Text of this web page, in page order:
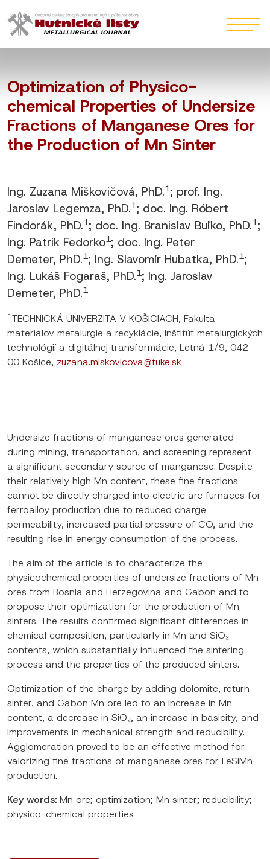
Optimization of Physico-
chemical Properties of Undersize
Fractions of Manganese Ores for
the Production of Mn Sinter
Ing. Zuzana Miškovičová, PhD.1; prof. Ing.
Jaroslav Legemza, PhD.1; doc. Ing. Róbert
Findorák, PhD.1; doc. Ing. Branislav Buľko, PhD.1;
Ing. Patrik Fedorko1; doc. Ing. Peter
Demeter, PhD.1; Ing. Slavomír Hubatka, PhD.1;
Ing. Lukáš Fogaraš, PhD.1; Ing. Jaroslav
Demeter, PhD.1
1TECHNICKÁ UNIVERZITA V KOŠICIACH, Fakulta
materiálov metalurgie a recyklácie, Inštitút metalurgických
technológií a digitálnej transformácie, Letná 1/9, 042
00 Košice, zuzana.miskovicova@tuke.sk
Undersize fractions of manganese ores generated
during mining, transportation, and screening represent
a significant secondary source of manganese. Despite
their relatively high Mn content, these fine fractions
cannot be directly charged into electric arc furnaces for
ferroalloy production due to reduced charge
permeability, increased partial pressure of CO, and the
resulting rise in energy consumption of the process.
The aim of the article is to characterize the
physicochemical properties of undersize fractions of Mn
ores from Bosnia and Herzegovina and Gabon and to
propose their optimization for the production of Mn
sinters. The results confirmed significant differences in
chemical composition, particularly in Mn and SiO₂
contents, which substantially influenced the sintering
process and the properties of the produced sinters.
Optimization of the charge by adding dolomite, return
sinter, and Gabon Mn ore led to an increase in Mn
content, a decrease in SiO₂, an increase in basicity, and
improvements in mechanical strength and reducibility.
Agglomeration proved to be an effective method for
valorizing fine fractions of manganese ores for FeSiMn
production.
Key words: Mn ore; optimization; Mn sinter; reducibility;
physico-chemical properties